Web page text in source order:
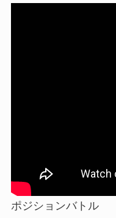
ポジションバトル